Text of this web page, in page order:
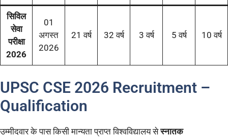
सिविल
सेवा
परीक्षा
2026
01
अगस्त
2026
21 वर्ष 32 वर्ष 3 वर्ष 5 वर्ष 10 वर्ष
UPSC CSE 2026 Recruitment –
Qualification
उम्मीदवार के पास किसी मान्यता प्राप्त विश्वविद्यालय सेस्नातक